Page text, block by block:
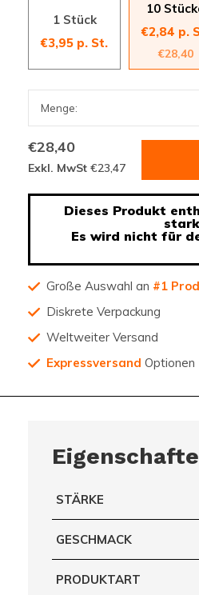
1 Stück
€3,95 p. St.
10
€2,84 p.
€28,40
€28,40
Exkl. MwSt €23,47
Dieses Produkt
Es wird nicht für
Große Auswahl an #1
Diskrete Verpackung
Weltweiter Versand
Expressversand Optionen
STÄRKE
GESCHMACK
PRODUKTART